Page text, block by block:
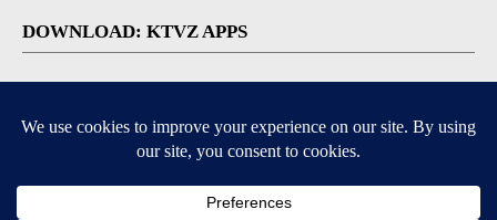
DOWNLOAD: KTVZ APPS